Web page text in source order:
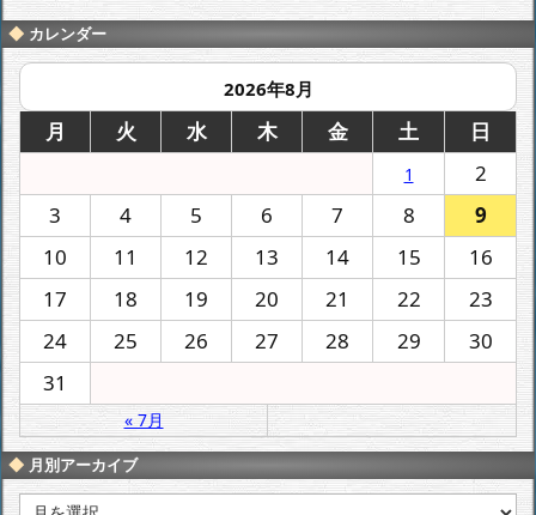
カレンダー
2026年8月
月 火 水 木 金 土 日
1
2
3
4 5 6 7 8
9
10
11 12 13 14 15
16
17
18 19 20 21 22
23
24
25 26 27 28 29
30
31
« 7月
月別アーカイブ